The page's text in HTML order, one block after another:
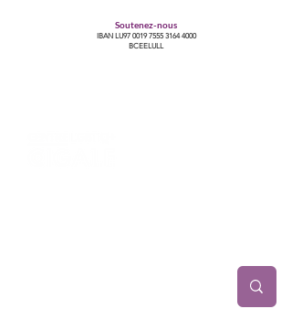
Soutenez-nous
IBAN LU97 0019 7555 3164 4000
BCEELULL